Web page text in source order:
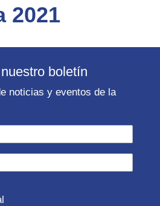
2021
boletín
noticias y eventos de la